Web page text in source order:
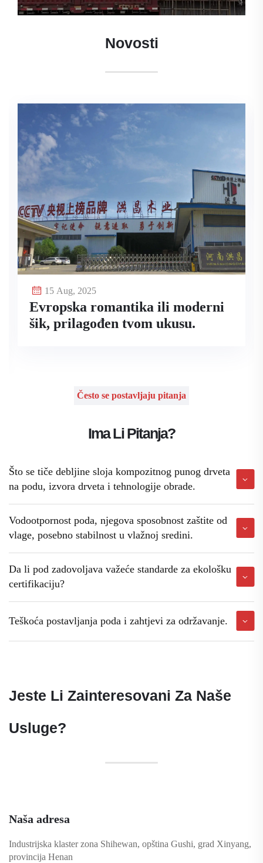
Novosti
15 Aug, 2025
Evropska romantika ili moderni
šik, prilagođen tvom ukusu.
Često se postavljaju pitanja
Ima Li Pitanja?
Što se tiče debljine sloja kompozitnog punog drveta
na podu, izvora drveta i tehnologije obrade.
Vodootpornost poda, njegova sposobnost zaštite od
vlage, posebno stabilnost u vlažnoj sredini.
Da li pod zadovoljava važeće standarde za ekološku
certifikaciju?
Teškoća postavljanja poda i zahtjevi za održavanje.
Jeste Li Zainteresovani Za Naše
Usluge?
Naša adresa
Industrijska klaster zona Shihewan, opština Gushi, grad Xinyang,
provincija Henan